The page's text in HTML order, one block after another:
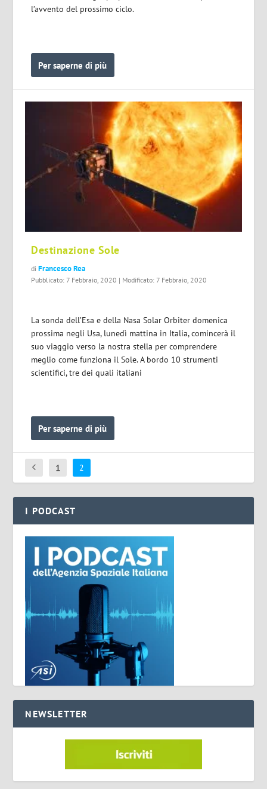
l’avvento del prossimo ciclo.
Per saperne di più
Destinazione Sole
diFrancesco Rea
Pubblicato: 7 Febbraio, 2020 | Modificato: 7 Febbraio, 2020
La sonda dell’Esa e della Nasa Solar Orbiter domenica
prossima negli Usa, lunedì mattina in Italia, comincerà il
suo viaggio verso la nostra stella per comprendere
meglio come funziona il Sole. A bordo 10 strumenti
scientifici, tre dei quali italiani
Per saperne di più
1 2
I PODCAST
NEWSLETTER